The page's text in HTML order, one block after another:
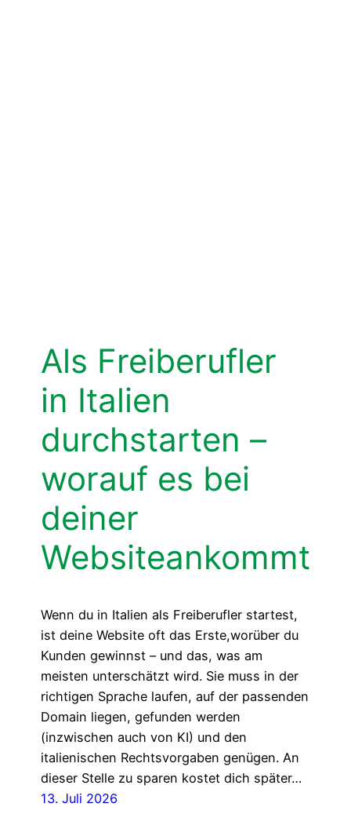
Als Freiberufler
in Italien
durchstarten –
worauf es bei
deiner
Websiteankommt
Wenn du in Italien als Freiberufler startest,
ist deine Website oft das Erste,worüber du
Kunden gewinnst – und das, was am
meisten unterschätzt wird. Sie muss in der
richtigen Sprache laufen, auf der passenden
Domain liegen, gefunden werden
(inzwischen auch von KI) und den
italienischen Rechtsvorgaben genügen. An
dieser Stelle zu sparen kostet dich später…
13. Juli 2026